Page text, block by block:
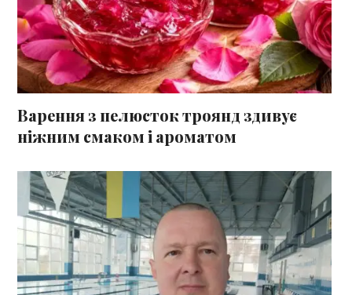
Варення з пелюсток троянд здивує
ніжним смаком і ароматом